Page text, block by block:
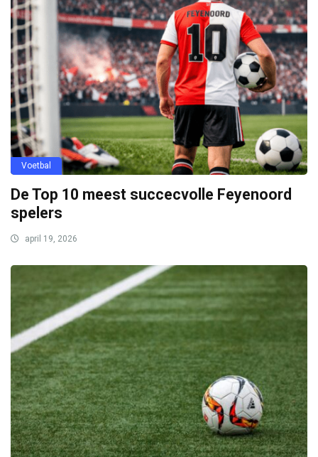
Voetbal
De Top 10 meest succecvolle Feyenoord
spelers
april 19, 2026